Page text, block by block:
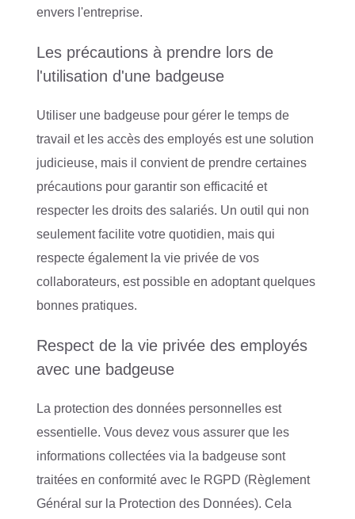
envers l'entreprise.
Les précautions à prendre lors de
l'utilisation d'une badgeuse
Utiliser une badgeuse pour gérer le temps de
travail et les accès des employés est une solution
judicieuse, mais il convient de prendre certaines
précautions pour garantir son efficacité et
respecter les droits des salariés. Un outil qui non
seulement facilite votre quotidien, mais qui
respecte également la vie privée de vos
collaborateurs, est possible en adoptant quelques
bonnes pratiques.
Respect de la vie privée des employés
avec une badgeuse
La protection des données personnelles est
essentielle. Vous devez vous assurer que les
informations collectées via la badgeuse sont
traitées en conformité avec le RGPD (Règlement
Général sur la Protection des Données). Cela